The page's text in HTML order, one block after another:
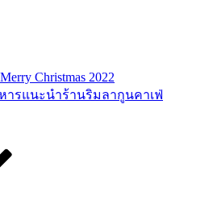
Merry Christmas 2022
ารแนะนำร้านริมลากูนคาเฟ่